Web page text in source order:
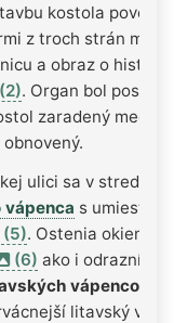
kostola
z troch strán má
a obraz o histórii
. Organ bol
zaradený medzi
ulici sa v strede
vápenca s
(5). Ostenia okien
(6) ako i odrazník
vápencov
litavský